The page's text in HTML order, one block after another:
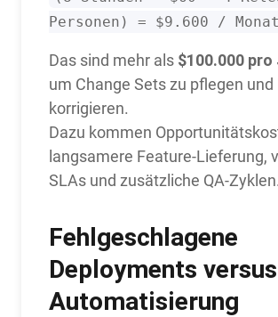
Personen) = $9.600 / Monat
Das sind mehr als $100.000 pro
um Change Sets zu pflegen und
korrigieren.
Dazu kommen
langsamere Feature-Lieferung,
SLAs und zusätzliche QA-Zyklen.
Fehlgeschlagene
Deployments versus
Automatisierung